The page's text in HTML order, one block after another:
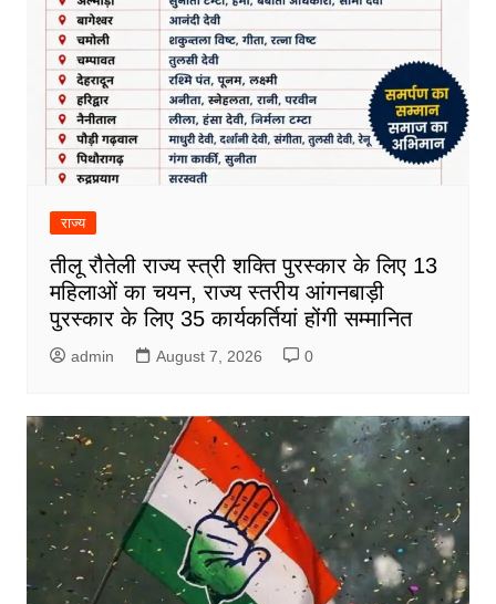
राज्य
तीलू रौतेली राज्य स्त्री शक्ति पुरस्कार के लिए 13
महिलाओं का चयन, राज्य स्तरीय आंगनबाड़ी
पुरस्कार के लिए 35 कार्यकर्तियां होंगी सम्मानित
admin August 7, 2026 0